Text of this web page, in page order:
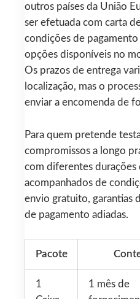
outros países da União
ser efetuada com carta
condições de
opções disponíveis no
Os prazos de entrega
localização, mas o
enviar a encomenda de
Para quem pretende
compromissos a longo
com diferentes
acompanhados de
envio gratuito, garantias
de pagamento adiadas.
Pacote
1
1 mês de